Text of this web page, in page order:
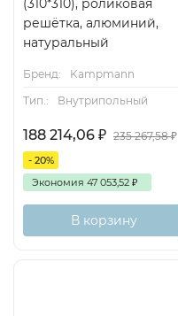
(310*310), роликовая
решётка, алюминий,
натуральный
Бренд:
Kampmann
Тип.:
Внутрипольный
188 214,06 ₽ 235 267,58₽
- 20%
Экономия 47 053,52 ₽
В корзину